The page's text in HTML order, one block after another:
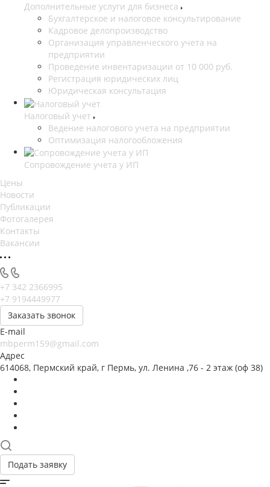
Дополнительные услуги для бизнеса
Бухгалтерское и налоговое консультирование
Кадровое делопроизводство
Организация управленческого учета на
предприятии
Проведение инвентаризации от 10 000 руб.
Регистрация юридических лиц
Юридическая консультация
Налоговый учет
Ведение налогового учета на предприятии
Оптимизация налогообложения
Сопровождение учета у ИП
Цены
Новости
Публикации
Фотогалерея
Контакты
Вакансии
+7 342 2366995
+7 9194449977
Заказать звонок
E-mail
mbperm159@gmail.com
Адрес
614068, Пермский край, г Пермь, ул. Ленина ,76 - 2 этаж (оф 38)
Подать заявку